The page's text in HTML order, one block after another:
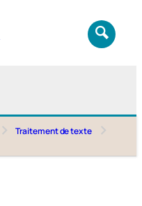
Traitement de texte